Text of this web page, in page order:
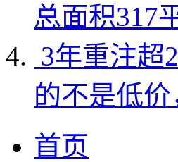
总面积317
3年重注超
的不是低
首页